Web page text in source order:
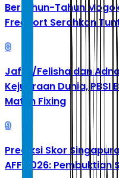
Bertahun-Tahun
Freeport Serahkan
8
Jafar/Felisha dan
Kejuaraan Dunia, PBSI
Match Fixing
9
Prediksi Skor
AFF 2026: Pembuktian